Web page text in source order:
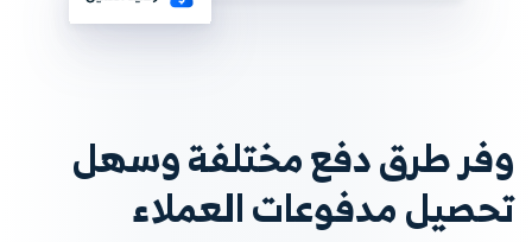
وفر طرق دفع مختلفة وسهل
تحصيل مدفوعات العملاء